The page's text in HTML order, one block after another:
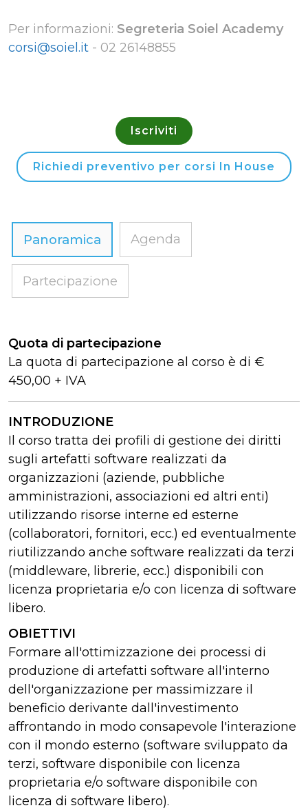
Per informazioni: Segreteria Soiel Academy
corsi@soiel.it - 02 26148855
Iscriviti
Richiedi preventivo per corsi In House
Panoramica Agenda
Partecipazione
Quota di partecipazione
La quota di partecipazione al corso è di €
450,00 + IVA
INTRODUZIONE
Il corso tratta dei profili di gestione dei diritti
sugli artefatti software realizzati da
organizzazioni (aziende, pubbliche
amministrazioni, associazioni ed altri enti)
utilizzando risorse interne ed esterne
(collaboratori, fornitori, ecc.) ed eventualmente
riutilizzando anche software realizzati da terzi
(middleware, librerie, ecc.) disponibili con
licenza proprietaria e/o con licenza di software
libero.
OBIETTIVI
Formare all'ottimizzazione dei processi di
produzione di artefatti software all'interno
dell'organizzazione per massimizzare il
beneficio derivante dall'investimento
affrontando in modo consapevole l'interazione
con il mondo esterno (software sviluppato da
terzi, software disponibile con licenza
proprietaria e/o software disponibile con
licenza di software libero).